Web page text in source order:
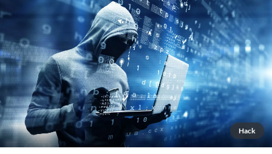
Hack